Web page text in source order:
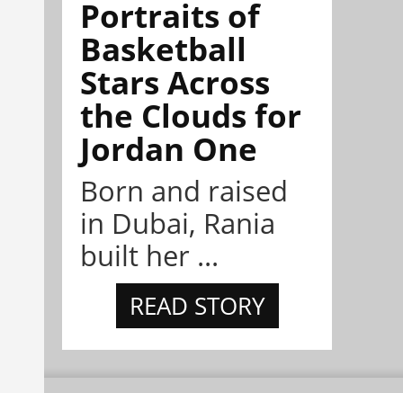
Portraits of
Basketball
Stars Across
the Clouds for
Jordan One
Born and raised
in Dubai, Rania
built her ...
READ STORY